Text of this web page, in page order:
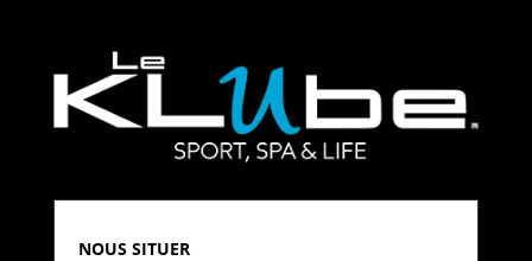
NOUS SITUER